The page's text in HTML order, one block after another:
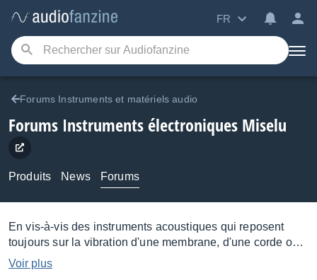
FR
Forums Instruments et matériels audio
Forums Instruments électroniques Miselu
Produits News Forums
En vis-à-vis des instruments acoustiques qui reposent
toujours sur la vibration d'une membrane, d'une corde ou
d'un corps, les instruments électroniques utilisent deux
moyens pour produire des sons mélodiques ou percussifs
Voir plus